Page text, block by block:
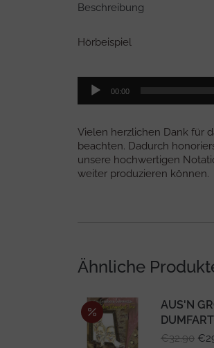
Beschreibung
Hörbeispiel
Audio-
Player
00:00
Vielen herzlichen Dank für
beachten. Dadurch
unsere hochwertigen
weiter produzieren können.
Ähnliche
AUS'N
€32.90 €